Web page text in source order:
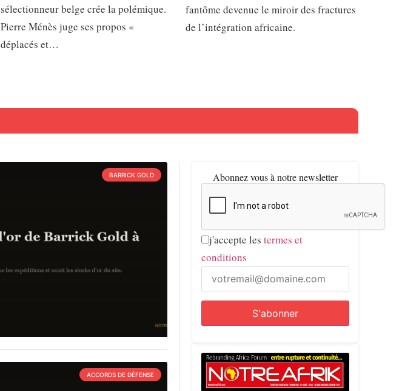
sélectionneur belge crée la polémique.
Pierre Ménès juge ses propos «
déplacés et…
fantôme devenue le miroir des fractures
de l’intégration africaine.
BARRICK GOLD
ACCORDS DE DÉFENSE
Abonnez vous à notre newsletter
j'accepte les termes et
conditions